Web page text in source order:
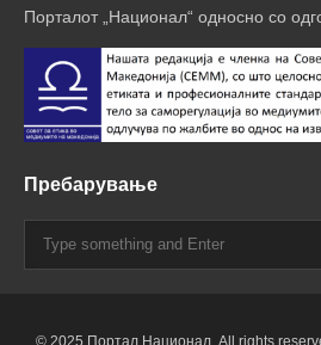
Порталот „Национал“ односно со
Пребарување
© 2025 Портал Национал. All rights